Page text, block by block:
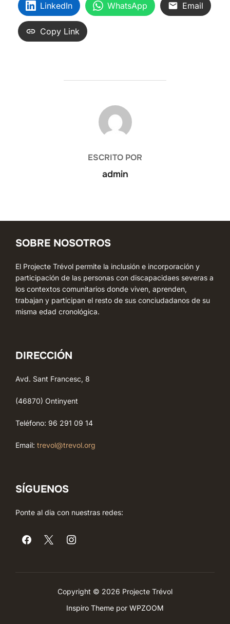
LinkedIn WhatsApp Email
Copy Link
AUTOR DE LA ENTRADA
ESCRITO POR
admin
SOBRE NOSOTROS
El Projecte Trévol permite la inclusión e incorporación y
participación de las personas con discapacidaes severas a
los contextos comunitarios donde viven, aprenden,
trabajan y participan el resto de sus conciudadanos de su
misma edad cronológica.
DIRECCIÓN
Avd. Sant Francesc, 8
(46870) Ontinyent
Teléfono: 96 291 09 14
Email: trevol@trevol.org
SÍGUENOS
Ponte al dia con nuestras redes:
Copyright © 2026 Projecte Trévol
Inspiro Theme por WPZOOM